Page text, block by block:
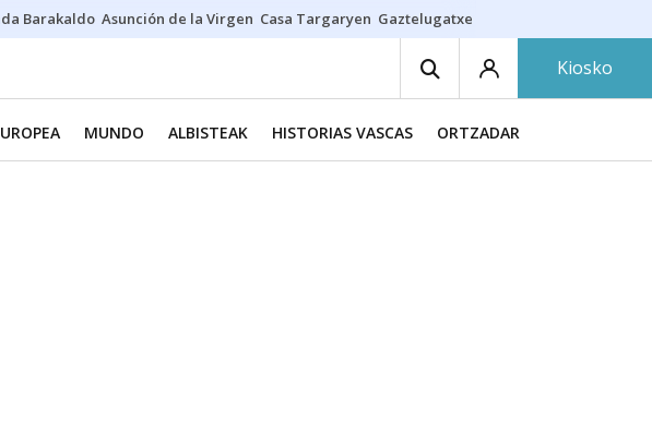
Barakaldo Asunción de la Virgen Casa Targaryen Gaztelugatxe
Kiosko
MUNDO ALBISTEAK HISTORIAS VASCAS ORTZADAR